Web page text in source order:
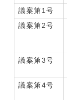
議案第1号
議案第2号
議案第3号
議案第4号